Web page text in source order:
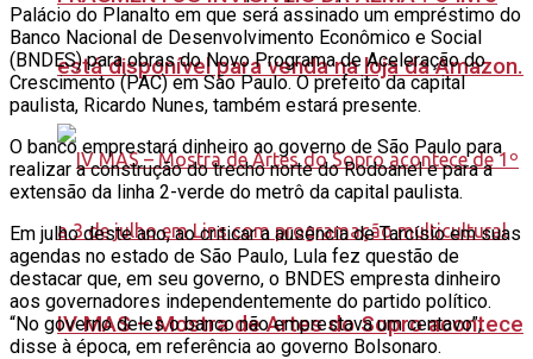
está disponível para venda na loja da Amazon.
IV MAS – Mostra de Artes do Sopro acontece
Palácio do Planalto em que será assinado um empréstimo do
Banco Nacional de Desenvolvimento Econômico e Social
(BNDES) para obras do Novo Programa de Aceleração do
Crescimento (PAC) em São Paulo. O prefeito da capital
paulista, Ricardo Nunes, também estará presente.
O banco emprestará dinheiro ao governo de São Paulo para
realizar a construção do trecho norte do Rodoanel e para a
extensão da linha 2-verde do metrô da capital paulista.
Em julho deste ano, ao criticar a ausência de Tarcísio em suas
agendas no estado de São Paulo, Lula fez questão de
destacar que, em seu governo, o BNDES empresta dinheiro
aos governadores independentemente do partido político.
“No governo deles o banco não emprestava um centavo”,
disse à época, em referência ao governo Bolsonaro.